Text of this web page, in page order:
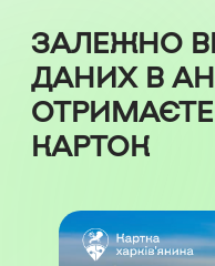
ЗАЛЕЖНО
ДАНИХ В
КАРТОК